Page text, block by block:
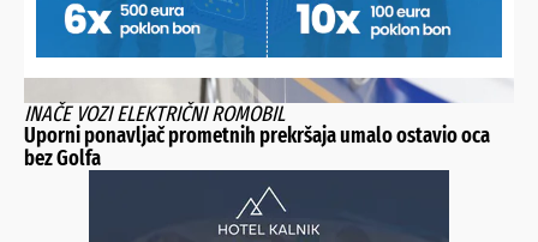
INAČE VOZI ELEKTRIČNI ROMOBIL
Uporni ponavljač prometnih prekršaja umalo ostavio oca
bez Golfa